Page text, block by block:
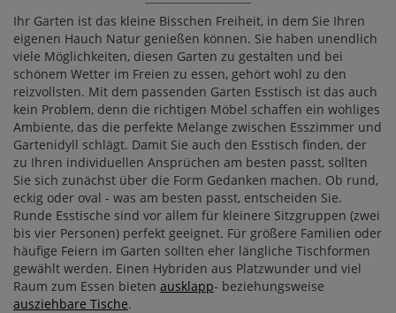
Ihr Garten ist das kleine Bisschen Freiheit, in dem Sie Ihren
eigenen Hauch Natur genießen können. Sie haben unendlich
viele Möglichkeiten, diesen Garten zu gestalten und bei
schönem Wetter im Freien zu essen, gehört wohl zu den
reizvollsten. Mit dem passenden Garten Esstisch ist das auch
kein Problem, denn die richtigen Möbel schaffen ein wohliges
Ambiente, das die perfekte Melange zwischen Esszimmer und
Gartenidyll schlägt. Damit Sie auch den Esstisch finden, der
zu Ihren individuellen Ansprüchen am besten passt, sollten
Sie sich zunächst über die Form Gedanken machen. Ob rund,
eckig oder oval - was am besten passt, entscheiden Sie.
Runde Esstische sind vor allem für kleinere Sitzgruppen (zwei
bis vier Personen) perfekt geeignet. Für größere Familien oder
häufige Feiern im Garten sollten eher längliche Tischformen
gewählt werden. Einen Hybriden aus Platzwunder und viel
Raum zum Essen bieten ausklapp- beziehungsweise
ausziehbare Tische.